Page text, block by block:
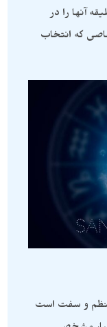
آنها را در
که انتخاب
و سفت است